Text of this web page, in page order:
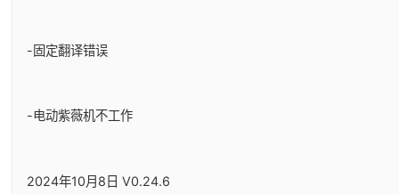
-固定翻译错误
-电动紫薇机不工作
2024年10月8日 V0.24.6